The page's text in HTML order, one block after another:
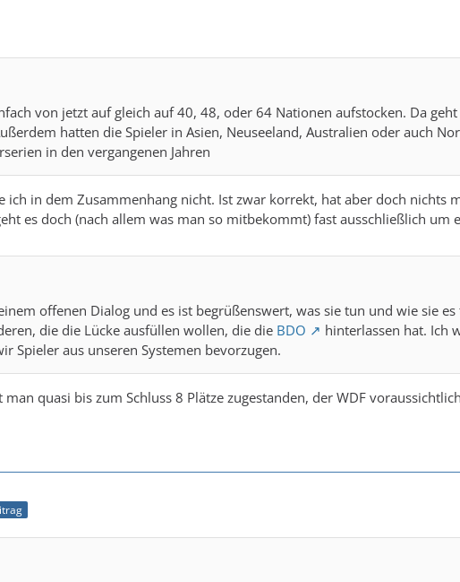
von jetzt auf gleich auf 40, 48, oder 64 Nationen aufstocken. Da
hatten die Spieler in Asien, Neuseeland, Australien oder auch
in den vergangenen Jahren
ich in dem Zusammenhang nicht. Ist zwar korrekt, hat aber doch nichts
es doch (nach allem was man so mitbekommt) fast ausschließlich um
offenen Dialog und es ist begrüßenswert, was sie tun und wie sie
die die Lücke ausfüllen wollen, die die BDO
hinterlassen hat. Ich
Spieler aus unseren Systemen bevorzugen.
quasi bis zum Schluss 8 Plätze zugestanden, der WDF